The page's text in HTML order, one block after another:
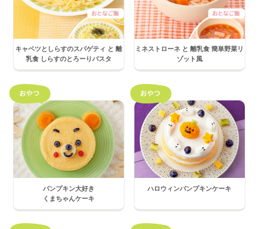
キャベツとしらすのスパゲティ と 離
乳食 しらすのとろーりパスタ
ミネストローネ と 離乳食 簡単野菜リ
ゾット風
パンプキン大好き
くまちゃんケーキ
ハロウィンパンプキンケーキ